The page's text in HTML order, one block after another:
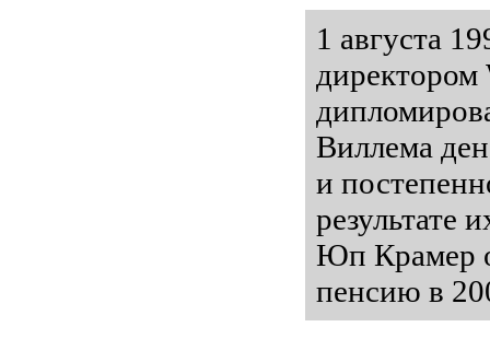
1 августа
Виллема
и
результате
Юп Крамер
пенсию в